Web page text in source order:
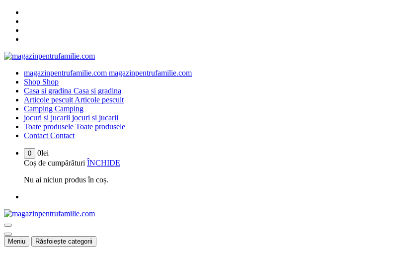
conținut
magazinpentrufamilie.com magazinpentrufamilie.com
Shop Shop
Casa si gradina Casa si gradina
Articole pescuit Articole pescuit
Camping Camping
jocuri si jucarii jocuri si jucarii
Toate produsele Toate produsele
Contact Contact
0 0lei
Coș de cumpărături ÎNCHIDE
Nu ai niciun produs în coș.
Meniu Răsfoiește categorii